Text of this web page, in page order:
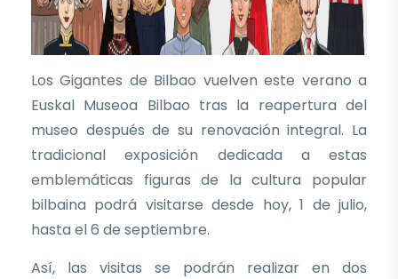
Los Gigantes de Bilbao vuelven este verano a
Euskal Museoa Bilbao tras la reapertura del
museo después de su renovación integral. La
tradicional exposición dedicada a estas
emblemáticas figuras de la cultura popular
bilbaina podrá visitarse desde hoy, 1 de julio,
hasta el 6 de septiembre.
Así, las visitas se podrán realizar en dos